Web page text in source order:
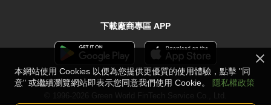
下載廠商專區 APP
本網站使用 Cookies 以便為您提供更優質的使用體驗，點擊 "同
意" 或繼續瀏覽網站即表示您同意我們使用 Cookie。
隱私權政策